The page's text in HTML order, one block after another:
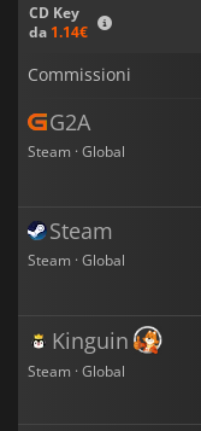
CD Key
da 1.14€
Commissioni
G2A
Steam · Global
Steam
Steam · Global
Kinguin
Steam · Global